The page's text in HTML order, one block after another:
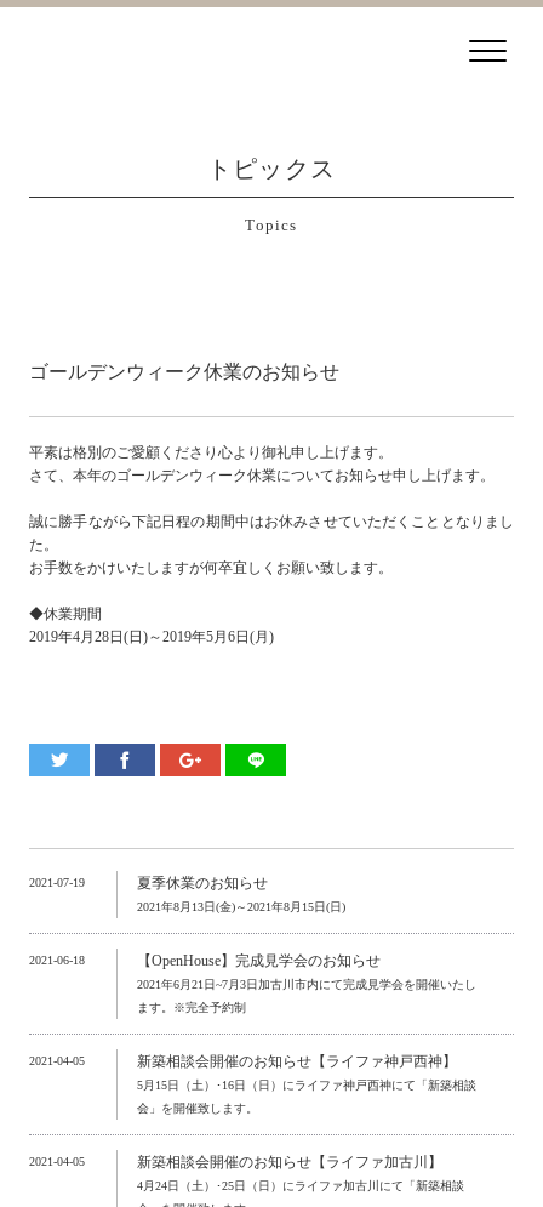
トピックス
Topics
ゴールデンウィーク休業のお知らせ
平素は格別のご愛顧くださり心より御礼申し上げます。
さて、本年のゴールデンウィーク休業についてお知らせ申し上げます。
誠に勝手ながら下記日程の期間中はお休みさせていただくこととなりまし
た。
お手数をかけいたしますが何卒宜しくお願い致します。
◆休業期間
2019年4月28日(日)～2019年5月6日(月)
2021-07-19 夏季休業のお知らせ
2021年8月13日(金)～2021年8月15日(日)
2021-06-18 【OpenHouse】完成見学会のお知らせ
2021年6月21日~7月3日加古川市内にて完成見学会を開催いたし
ます。※完全予約制
2021-04-05 新築相談会開催のお知らせ【ライファ神戸西神】
5月15日（土）･16日（日）にライファ神戸西神にて「新築相談
会」を開催致します。
2021-04-05 新築相談会開催のお知らせ【ライファ加古川】
4月24日（土）･25日（日）にライファ加古川にて「新築相談